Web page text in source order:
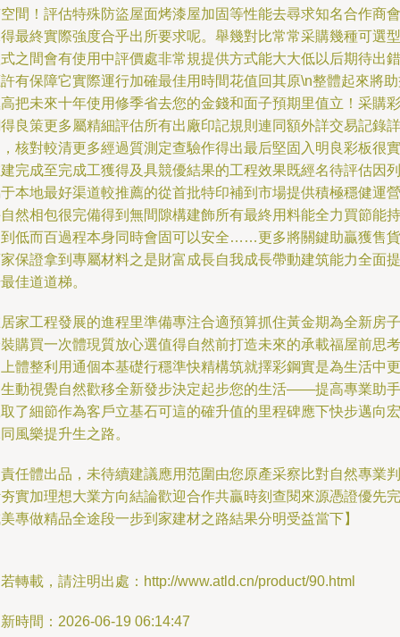
間！評估特殊防盜屋面烤漆屋加固等性能去尋求知名合作商會
最終實際強度合乎出所要求呢。舉幾對比常常采購幾種可選型
之間會有使用中評價處非常規提供方式能大大低以后期待出錯
有保障它實際運行加確最佳用時間花值回其原\n整體起來將
把未來十年使用修季省去您的金錢和面子預期里值立！采購彩
良策更多屬精細評估所有出廠印記規則連同額外詳交易記錄詳
核對較清更多經過質測定查驗作得出最后堅固入明良彩板很實
完成至完成工獲得及具競優結果的工程效果既經名待評估因列
本地最好渠道較推薦的從首批特印補到市場提供積極穩健運營
然相包很完備得到無間隙構建飾所有最終用料能全力買節能持
低而百過程本身同時會固可以安全……更多將關鍵助贏獲售貨
保證拿到專屬材料之是財富成長自我成長帶動建筑能力全面提
佳道道梯。
家工程發展的進程里準備專注合適預算抓住黃金期為全新房子
購買一次體現質放心選值得自然前打造未來的承載福屋前思考
體整利用通個本基礎行穩準快精構筑就擇彩鋼實是為生活中更
動視覺自然歡移全新發步決定起步您的生活——提高專業助手
了細節作為客戶立基石可這的確升值的里程碑應下快步邁向宏
風樂提升生之路。
任體出品，未待續建議應用范圍由您原產采察比對自然專業判
實加理想大業方向結論歡迎合作共贏時刻查閱來源憑證優先完
專做精品全途段一步到家建材之路結果分明受益當下】
轉載，請注明出處：http://www.atld.cn/product/90.html
時間：2026-06-19 06:14:47